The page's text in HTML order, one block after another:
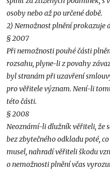
osoby nebo až po určené době.
2) Nemožnost plnění prokazuje
§ 2007
Při nemožnosti pouhé části
rozsahu, plyne-li z povahy
byl stranám při uzavření
pro věřitele význam. Není-li
této části.
§ 2008
Neoznámí-li dlužník věřiteli, že
bez zbytečného odkladu poté,
musel, nahradí věřiteli škodu
o nemožnosti plnění včas